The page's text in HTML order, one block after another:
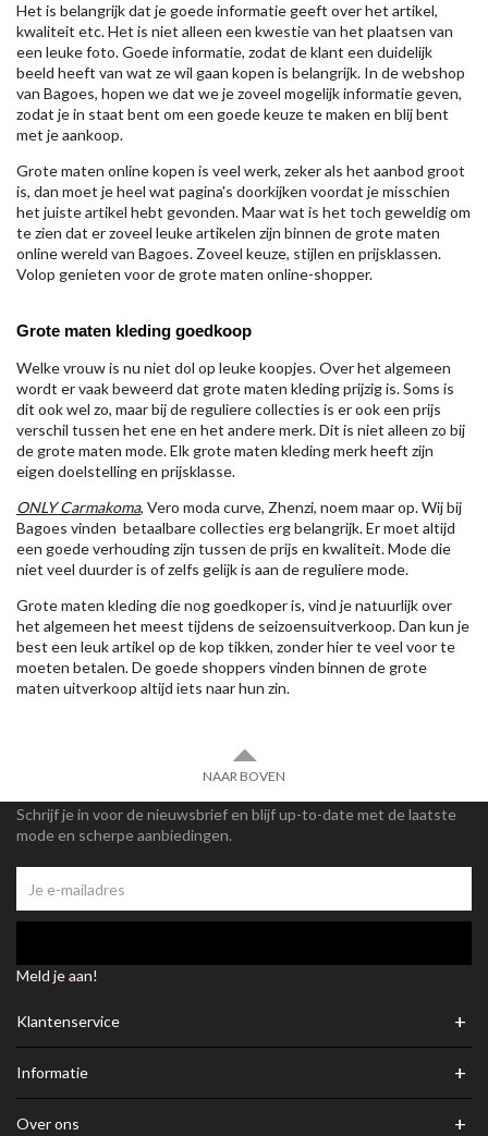
Het is belangrijk dat je goede informatie geeft over het artikel,
kwaliteit etc. Het is niet alleen een kwestie van het plaatsen van
een leuke foto. Goede informatie, zodat de klant een duidelijk
beeld heeft van wat ze wil gaan kopen is belangrijk. In de webshop
van Bagoes, hopen we dat we je zoveel mogelijk informatie geven,
zodat je in staat bent om een goede keuze te maken en blij bent
met je aankoop.
Grote maten online kopen is veel werk, zeker als het aanbod groot
is, dan moet je heel wat pagina's doorkijken voordat je misschien
het juiste artikel hebt gevonden. Maar wat is het toch geweldig om
te zien dat er zoveel leuke artikelen zijn binnen de grote maten
online wereld van Bagoes. Zoveel keuze, stijlen en prijsklassen.
Volop genieten voor de grote maten online-shopper.
Grote maten kleding goedkoop
Welke vrouw is nu niet dol op leuke koopjes. Over het algemeen
wordt er vaak beweerd dat grote maten kleding prijzig is. Soms is
dit ook wel zo, maar bij de reguliere collecties is er ook een prijs
verschil tussen het ene en het andere merk. Dit is niet alleen zo bij
de grote maten mode. Elk grote maten kleding merk heeft zijn
eigen doelstelling en prijsklasse.
ONLY Carmakoma, Vero moda curve, Zhenzi, noem maar op. Wij bij
Bagoes vinden betaalbare collecties erg belangrijk. Er moet altijd
een goede verhouding zijn tussen de prijs en kwaliteit. Mode die
niet veel duurder is of zelfs gelijk is aan de reguliere mode.
Grote maten kleding die nog goedkoper is, vind je natuurlijk over
het algemeen het meest tijdens de seizoensuitverkoop. Dan kun je
best een leuk artikel op de kop tikken, zonder hier te veel voor te
moeten betalen. De goede shoppers vinden binnen de grote
maten uitverkoop altijd iets naar hun zin.
NAAR BOVEN
Schrijf je in voor de nieuwsbrief en blijf up-to-date met de laatste
mode en scherpe aanbiedingen.
Meld je aan!
Klantenservice +
Informatie +
Over ons +